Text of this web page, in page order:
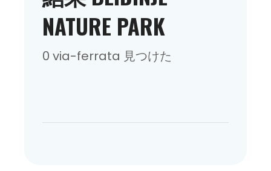
NATURE PARK
0 via-ferrata 見つけた